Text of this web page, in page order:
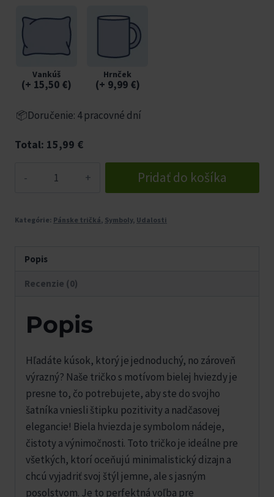
Vankúš
(+ 15,50 €)
Hrnček
(+ 9,99 €)
📦Doručenie: 4 pracovné dní
Total: 15,99 €
tričko
Pridať do košíka
Kategórie: Pánske tričká, Symboly, Udalosti
Popis
Recenzie (0)
Popis
Hľadáte kúsok, ktorý je jednoduchý, no zároveň
výrazný? Naše tričko s motívom bielej hviezdy je
presne to, čo potrebujete, aby ste do svojho
šatníka vniesli štipku pozitivity a nadčasovej
elegancie! Biela hviezda je symbolom nádeje,
čistoty a výnimočnosti. Toto tričko je ideálne pre
všetkých, ktorí oceňujú minimalistický dizajn a
chcú vyjadriť svoj štýl jemne, ale s jasným
posolstvom. Je to perfektná voľba pre